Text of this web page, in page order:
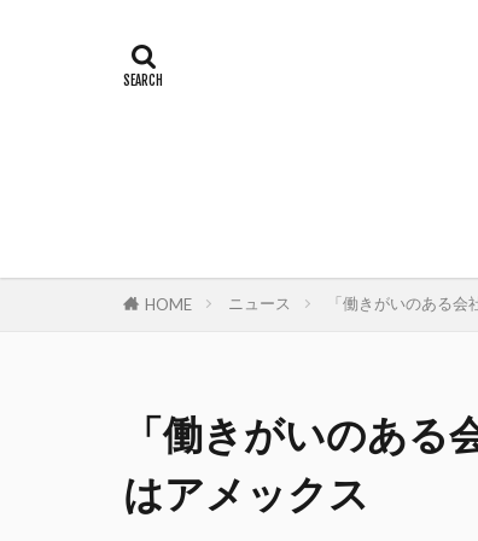
HOME ニュース 「働きがいのある
「働きがいのある
はアメックス